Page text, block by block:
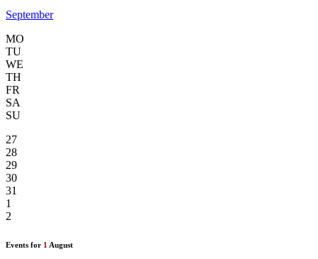
September
MO
TU
WE
TH
FR
SA
SU
27
28
29
30
31
1
2
Events for 1 August